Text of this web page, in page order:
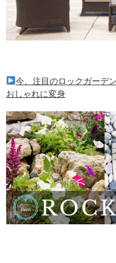
今、注目のロックガーデ
おしゃれに変身